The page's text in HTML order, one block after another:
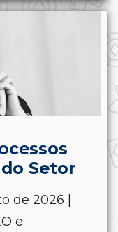
Setor
de 2026 |
e